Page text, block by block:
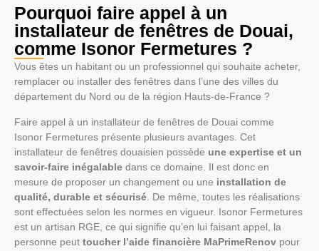
Pourquoi faire appel à un
installateur de fenêtres de Douai,
comme Isonor Fermetures ?
Vous êtes un habitant ou un professionnel qui souhaite acheter,
remplacer ou installer des fenêtres dans l’une des villes du
département du Nord ou de la région Hauts-de-France ?
Faire appel à un installateur de fenêtres de Douai comme
Isonor Fermetures présente plusieurs avantages. Cet
installateur de fenêtres douaisien possède une expertise et un
savoir-faire inégalable dans ce domaine. Il est donc en
mesure de proposer un changement ou une installation de
qualité, durable et sécurisé . De même, toutes les réalisations
sont effectuées selon les normes en vigueur. Isonor Fermetures
est un artisan RGE, ce qui signifie qu’en lui faisant appel, la
personne peut toucher l’aide financière MaPrimeRenov pour